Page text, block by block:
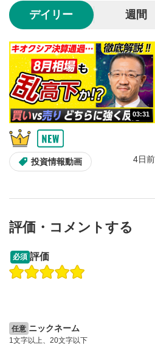
3
再生/一時停止
4
10秒戻し/10秒送り
10秒、動画を巻き戻し/早送りし
5
シークバー
再生位置を示しています。再生
するとその位置から動画が再生
6
画質/再生速度の設定
画質の選択/再生速度の変更がで
全画面表示
動画が全画面で表示されます。
のサイズに戻ります。
デイリー 週間
03:31
投資情報動画 4日前
操作説明動画
評価・コメントする
必須 評価
任意 ニックネーム
1文字以上、20文字以下